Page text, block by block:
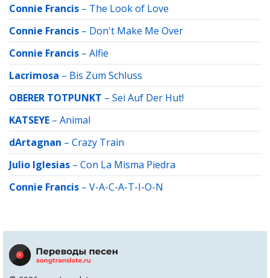
Connie Francis – The Look of Love
Connie Francis – Don't Make Me Over
Connie Francis – Alfie
Lacrimosa – Bis Zum Schluss
OBERER TOTPUNKT – Sei Auf Der Hut!
KATSEYE – Animal
dArtagnan – Crazy Train
Julio Iglesias – Con La Misma Piedra
Connie Francis – V-A-C-A-T-I-O-N